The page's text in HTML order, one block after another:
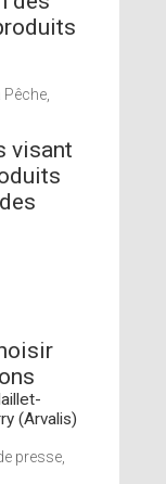
visant
(Arvalis)
presse,